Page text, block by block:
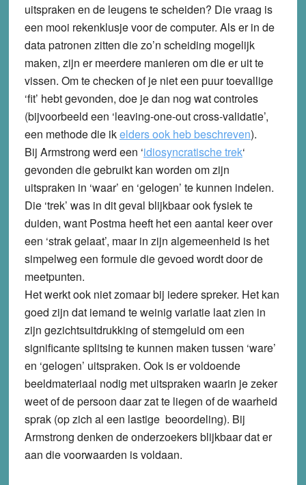
uitspraken en de leugens te scheiden? Die vraag is
een mooi rekenklusje voor de computer. Als er in de
data patronen zitten die zo’n scheiding mogelijk
maken, zijn er meerdere manieren om die er uit te
vissen. Om te checken of je niet een puur toevallige
‘fit’ hebt gevonden, doe je dan nog wat controles
(bijvoorbeeld een ‘leaving-one-out cross-validatie’,
een methode die ikelders ook heb beschreven).
Bij Armstrong werd een ‘idiosyncratische trek‘
gevonden die gebruikt kan worden om zijn
uitspraken in ‘waar’ en ‘gelogen’ te kunnen indelen.
Die ‘trek’ was in dit geval blijkbaar ook fysiek te
duiden, want Postma heeft het een aantal keer over
een ‘strak gelaat’, maar in zijn algemeenheid is het
simpelweg een formule die gevoed wordt door de
meetpunten.
Het werkt ook niet zomaar bij iedere spreker. Het kan
goed zijn dat iemand te weinig variatie laat zien in
zijn gezichtsuitdrukking of stemgeluid om een
significante splitsing te kunnen maken tussen ‘ware’
en ‘gelogen’ uitspraken. Ook is er voldoende
beeldmateriaal nodig met uitspraken waarin je zeker
weet of de persoon daar zat te liegen of de waarheid
sprak (op zich al een lastige beoordeling). Bij
Armstrong denken de onderzoekers blijkbaar dat er
aan die voorwaarden is voldaan.